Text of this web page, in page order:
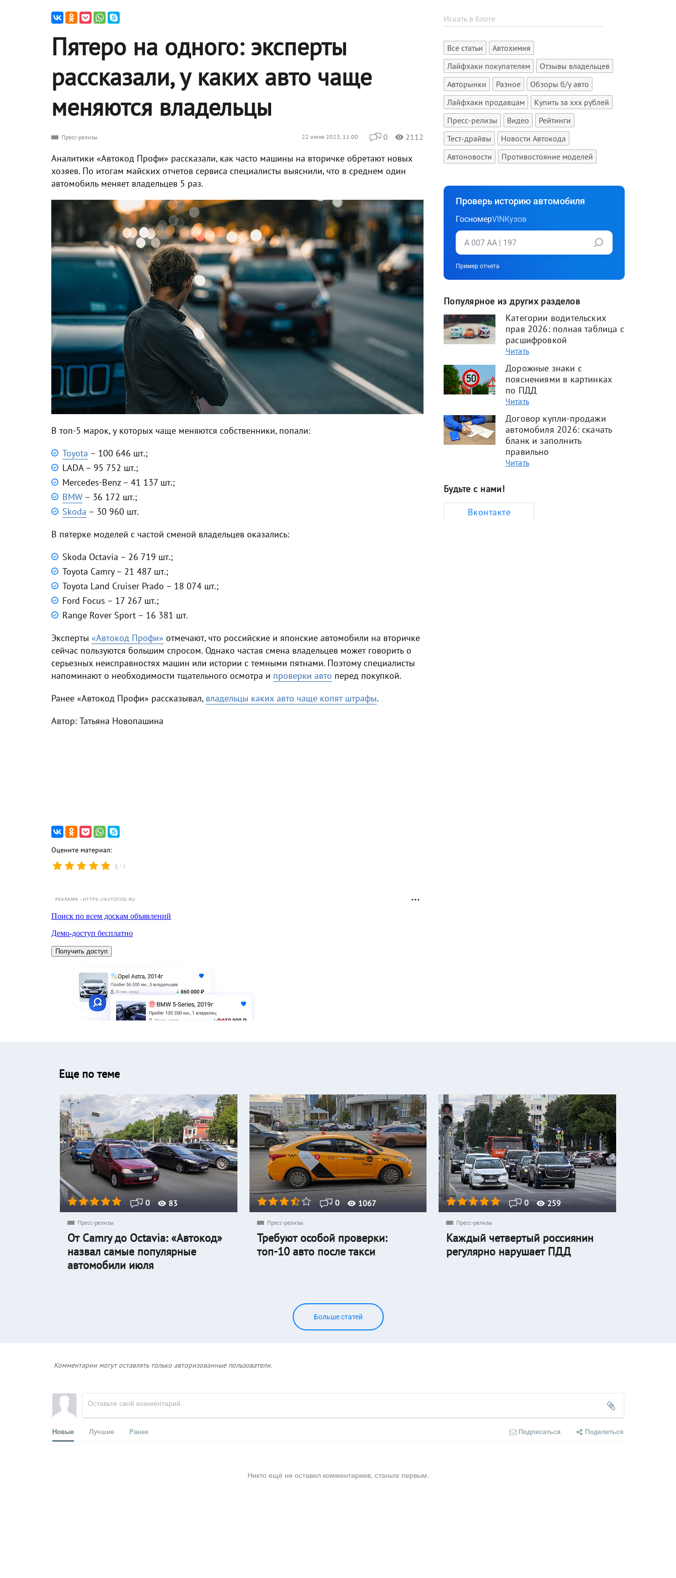
Пятеро на одного: эксперты
рассказали, у каких авто чаще
меняются владельцы
Пресс-релизы 22 июня 2023, 11:00 0 2112
Аналитики «Автокод Профи» рассказали, как часто машины на вторичке обретают новых
хозяев. По итогам майских отчетов сервиса специалисты выяснили, что в среднем один
автомобиль меняет владельцев 5 раз.
В топ-5 марок, у которых чаще меняются собственники, попали:
Toyota – 100 646 шт.;
LADA – 95 752 шт.;
Mercedes-Benz – 41 137 шт.;
BMW – 36 172 шт.;
Skoda – 30 960 шт.
В пятерке моделей с частой сменой владельцев оказались:
Skoda Octavia – 26 719 шт.;
Toyota Camry – 21 487 шт.;
Toyota Land Cruiser Prado – 18 074 шт.;
Ford Focus – 17 267 шт.;
Range Rover Sport – 16 381 шт.
Эксперты «Автокод Профи» отмечают, что российские и японские автомобили на вторичке
сейчас пользуются большим спросом. Однако частая смена владельцев может говорить о
серьезных неисправностях машин или истории с темными пятнами. Поэтому специалисты
напоминают о необходимости тщательного осмотра и проверки авто перед покупкой.
Ранее «Автокод Профи» рассказывал, владельцы каких авто чаще копят штрафы.
Автор: Татьяна Новопашина
Оцените материал:
5 / 1
РЕКЛАМА • HTTPS://AVTOCOD.RU
Все статьи
Автохимия
Лайфхаки покупателям
Отзывы владельцев
Авторынки
Разное
Обзоры б/у авто
Лайфхаки продавцам
Купить за xxx рублей
Пресс-релизы
Видео
Рейтинги
Тест-драйвы
Новости Автокода
Автоновости
Противостояние моделей
Проверь историю автомобиля
ГосномерVINКузов
Пример отчета
Популярное из других разделов
Категории водительских
прав 2026: полная таблица с
расшифровкой
Читать
Дорожные знаки с
пояснениями в картинках
по ПДД
Читать
Договор купли-продажи
автомобиля 2026: скачать
бланк и заполнить
правильно
Читать
Будьте с нами!
Вконтакте
Еще по теме
0 83
Пресс-релизы
От Camry до Octavia: «Автокод»
назвал самые популярные
автомобили июля
0 1067
Пресс-релизы
Требуют особой проверки:
топ-10 авто после такси
0 259
Пресс-релизы
Каждый четвертый россиянин
регулярно нарушает ПДД
Больше статей
Комментарии могут оставлять только авторизованные пользователи.
Новые Лучшие Ранее Подписаться Поделиться
Никто ещё не оставил комментариев, станьте первым.